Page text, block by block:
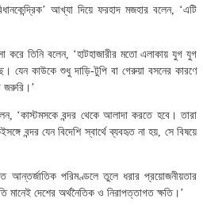
আখ্যা দিয়ে ফরহাদ মজহার বলেন, ‘এটি
করে তিনি বলেন, ‘হাটহাজারীর মতো এলাকায় যুগ যুগ
যেন কাউকে শুধু দাড়ি-টুপি বা গেরুয়া বসনের কারণে
জরুরি।’
‘কাস্টমসকে বন্দর থেকে আলাদা করতে হবে। তারা
বন্দর যেন বিদেশি স্বার্থে ব্যবহৃত না হয়, সে বিষয়ে
আন্তর্জাতিক পরিমণ্ডলে তুলে ধরার প্রয়োজনীয়তার
মানেই দেশের অর্থনৈতিক ও নিরাপত্তাগত ক্ষতি।’